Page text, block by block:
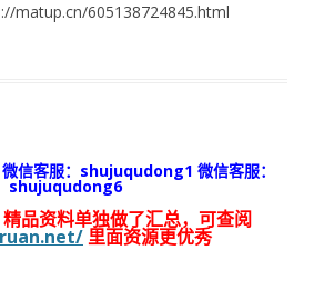
matup.cn/605138724845.html
信客服：shujuqudong1 微信客服：
shujuqudong6
品资料单独做了汇总，可查阅
里面资源更优秀